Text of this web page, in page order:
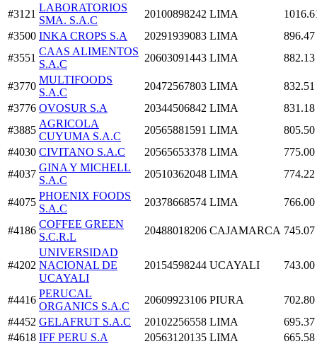
#3121
LABORATORIOS
SMA. S.A.C
20100898242 LIMA
#3500 INKA CROPS S.A 20291939083 LIMA
896.47
#3551
CAAS ALIMENTOS
S.A.C
20603091443 LIMA 882.13
#3770
MULTIFOODS
S.A.C
20472567803 LIMA
832.51
#3776 OVOSUR S.A 20344506842 LIMA
831.18
#3885
AGRICOLA
CUYUMA S.A.C
20565881591 LIMA
805.50
#4030 CIVITANO S.A.C 20565653378 LIMA
775.00
#4037
GINA Y MICHELL
S.A.C
20510362048 LIMA 774.22
#4075
PHOENIX FOODS
S.A.C
20378668574 LIMA 766.00
#4186
COFFEE GREEN
S.C.R.L
20488018206 CAJAMARCA 745.07
#4202
UNIVERSIDAD
NACIONAL DE
UCAYALI
20154598244 UCAYALI 743.00
#4416
PERUCAL
ORGANICS S.A.C
20609923106 PIURA
702.80
#4452 GELAFRUT S.A.C 20102256558 LIMA
695.37
#4618 IFF PERU S.A 20563120135 LIMA
665.58